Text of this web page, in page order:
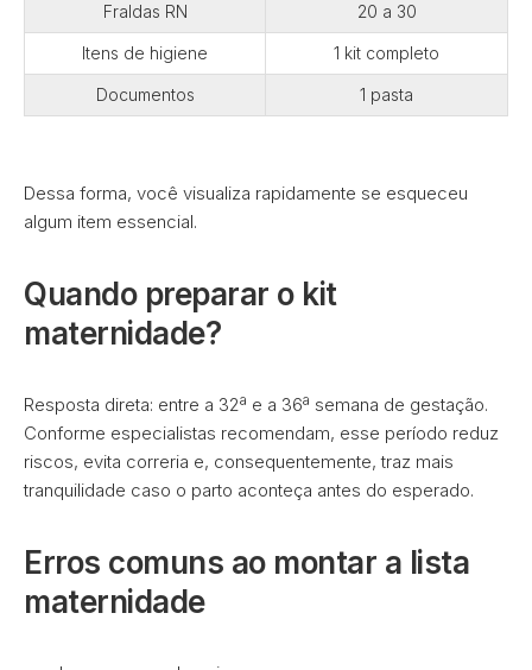
Fraldas RN 20 a 30
Itens de higiene 1 kit completo
Documentos 1 pasta
Dessa forma, você visualiza rapidamente se esqueceu
algum item essencial.
Quando preparar o kit
maternidade?
Resposta direta: entre a 32ª e a 36ª semana de gestação.
Conforme especialistas recomendam, esse período reduz
riscos, evita correria e, consequentemente, traz mais
tranquilidade caso o parto aconteça antes do esperado.
Erros comuns ao montar a lista
maternidade